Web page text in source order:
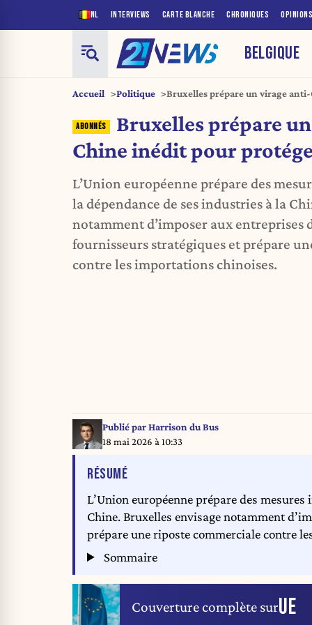
NL INTERVIEWS CARTE BLANCHE CHRONIQUES OPINIONS
BELGIQUE
Accueil Politique
Bruxelles prépare un virage
Bruxelles prépare
Chine inédit pour
L’Union européenne prépare des
la dépendance de ses industries à la
notamment d’imposer aux entreprises
fournisseurs stratégiques et prépare
contre les importations chinoises.
Publié parHarrison du Bus
18 mai 2026 à 10:33
RÉSUMÉDE L'ARTICLE
L’Union européenne prépare des
Chine. Bruxelles envisage notamment
prépare une riposte commerciale contre
Sommaire
Couverture complète surUE